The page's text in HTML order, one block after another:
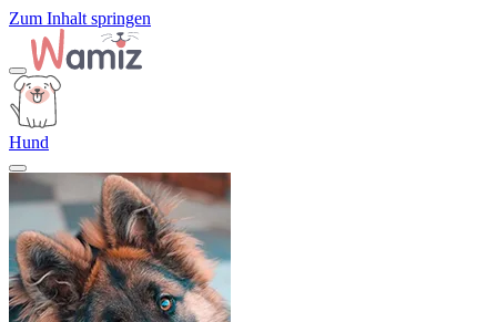
Zum Inhalt springen
Hund